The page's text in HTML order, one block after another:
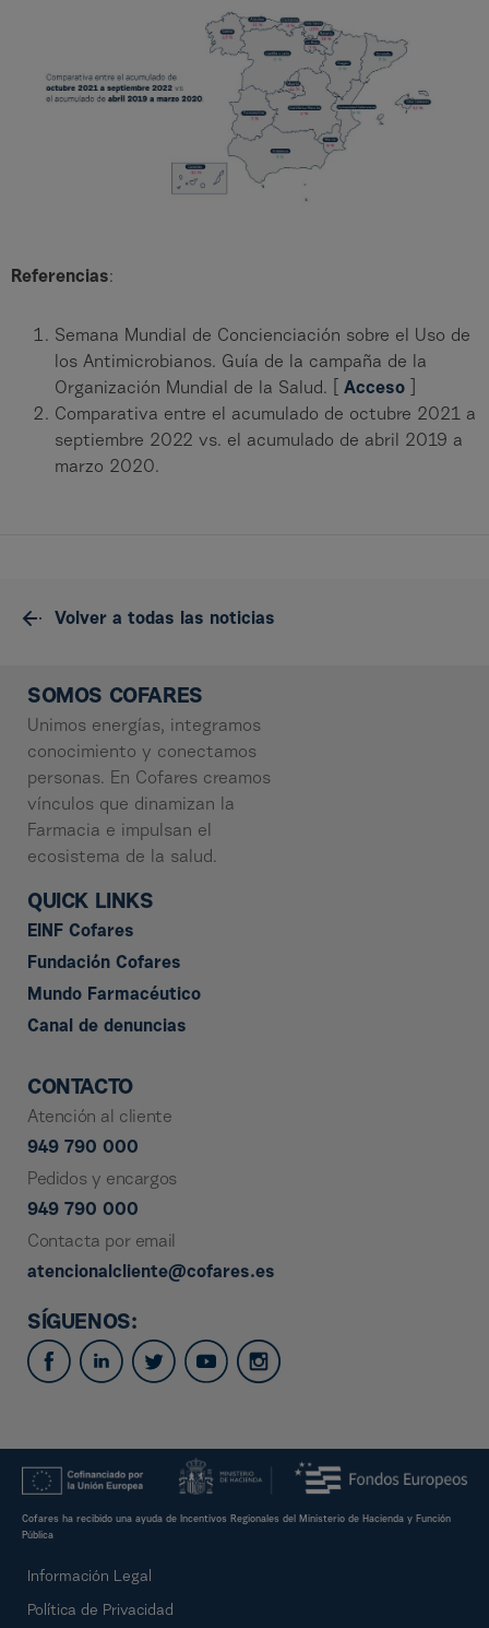
Referencias:
Semana Mundial de Concienciación sobre el Uso de
los Antimicrobianos. Guía de la campaña de la
Organización Mundial de la Salud. [ Acceso
Comparativa entre el acumulado de octubre 2021 a
septiembre 2022 vs. el acumulado de abril 2019 a
marzo 2020.
Volver a todas las noticias
SOMOS COFARES
Unimos energías, integramos
conocimiento y conectamos
personas. En Cofares creamos
vínculos que dinamizan la
Farmacia e impulsan el
ecosistema de la salud.
QUICK LINKS
EINF Cofares
Fundación Cofares
Mundo Farmacéutico
Canal de denuncias
CONTACTO
Atención al cliente
949 790 000
Pedidos y encargos
949 790 000
Contacta por email
atencionalcliente@cofares.es
SÍGUENOS:
Cofares ha recibido una ayuda de Incentivos Regionales del Ministerio de Hacienda y Función
Pública
Información Legal
Política de Privacidad